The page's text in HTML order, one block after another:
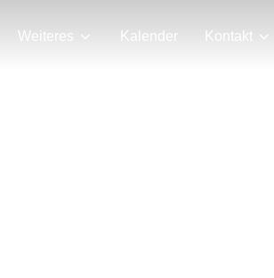
Weiteres Kalender Kontakt